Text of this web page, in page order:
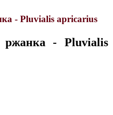
- Pluvialis apricarius
ржанка - Pluvialis